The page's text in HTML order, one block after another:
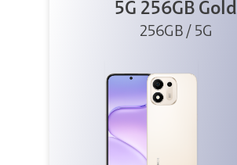
5G 256GB Gold
256GB / 5G